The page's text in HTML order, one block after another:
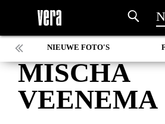
NIEUWE FOTO'S
PEER
MISCHA
VEENEMA